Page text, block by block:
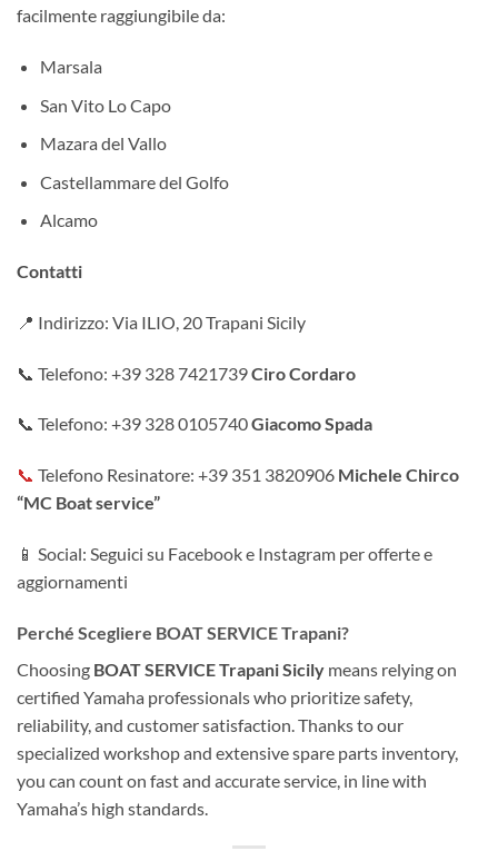
facilmente raggiungibile da:
Marsala
San Vito Lo Capo
Mazara del Vallo
Castellammare del Golfo
Alcamo
Contatti
📍 Indirizzo: Via ILIO, 20 Trapani Sicily
📞 Telefono: +39 328 7421739Ciro Cordaro
📞 Telefono: +39 328 0105740Giacomo Spada
📞 Telefono Resinatore: +39 351 3820906 Michele Chirco
“MC Boat service”
📱 Social: Seguici su Facebook e Instagram per offerte e
aggiornamenti
Perché Scegliere BOAT SERVICE Trapani?
Choosing BOAT SERVICE Trapani Sicily means relying on
certified Yamaha professionals who prioritize safety,
reliability, and customer satisfaction. Thanks to our
specialized workshop and extensive spare parts inventory,
you can count on fast and accurate service, in line with
Yamaha’s high standards.